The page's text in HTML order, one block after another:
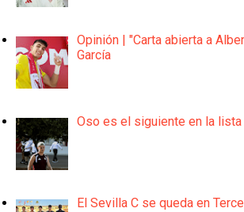
Opinión | "Carta abierta a
García
Oso es el siguiente en la lista
El Sevilla C se queda en